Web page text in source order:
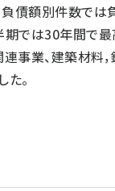
負債額別件数で
では30年間で最
事業、建築材料
。